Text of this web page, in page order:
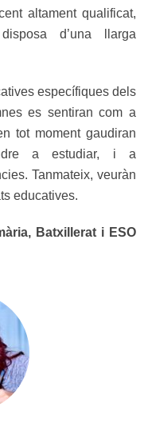
altament qualificat,
d’una llarga
específiques dels
es sentiran com a
tot moment gaudiran
a estudiar, i a
Tanmateix, veuràn
educatives.
Batxillerat i ESO